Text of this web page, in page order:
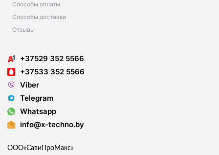
Способы оплаты
Способы доставки
Отзывы
+37529 352 5566
+37533 352 5566
Viber
Telegram
Whatsapp
info@x-techno.by
ООО«СавиПроМакс»